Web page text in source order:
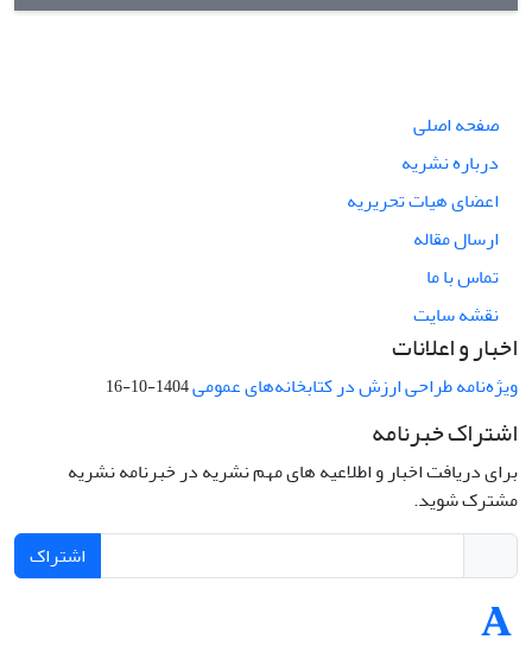
صفحه اصلی
درباره نشریه
اعضای هیات تحریریه
ارسال مقاله
تماس با ما
نقشه سایت
اخبار و اعلانات
ویژه‌نامه طراحی ارزش در کتابخانه‌های عمومی1404-10-16
اشتراک خبرنامه
برای دریافت اخبار و اطلاعیه های مهم نشریه در خبرنامه نشریه
مشترک شوید.
اشتراک